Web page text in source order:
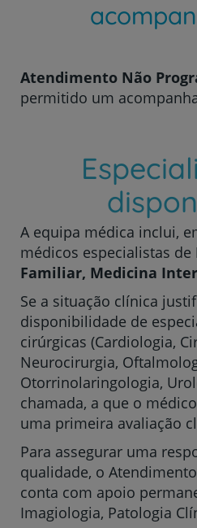
Atendimento Não
permitido um
A equipa médica inclui,
médicos especialistas de
Familiar, Medicina
Se a situação clínica
disponibilidade de
cirúrgicas (Cardiologia,
Neurocirurgia,
Otorrinolaringologia,
chamada, a que o
uma primeira avaliação
Para assegurar uma
qualidade, o
conta com apoio
Imagiologia, Patologia